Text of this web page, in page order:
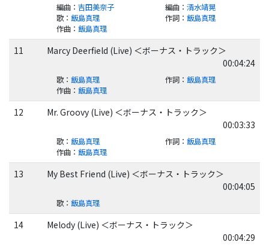
編曲： 吉田美奈子 編曲： 清水靖晃
歌： 飯島真理 作詞： 飯島真理
作曲： 飯島真理
11
Marcy Deerfield (Live) ＜ボーナス・トラック＞
00:04:24
歌： 飯島真理 作詞： 飯島真理
作曲： 飯島真理
12
Mr. Groovy (Live) ＜ボーナス・トラック＞
00:03:33
歌： 飯島真理 作詞： 飯島真理
作曲： 飯島真理
13
My Best Friend (Live) ＜ボーナス・トラック＞
00:04:05
歌： 飯島真理
14
Melody (Live) ＜ボーナス・トラック＞
00:04:29